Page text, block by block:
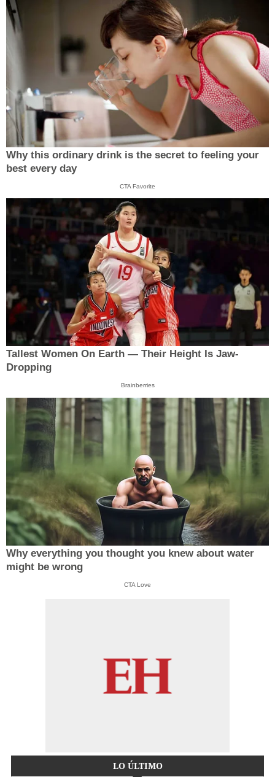
Why this ordinary drink is the secret to feeling your
best every day
CTA Favorite
Tallest Women On Earth — Their Height Is Jaw-
Dropping
Brainberries
Why everything you thought you knew about water
might be wrong
CTA Love
LO ÚLTIMO